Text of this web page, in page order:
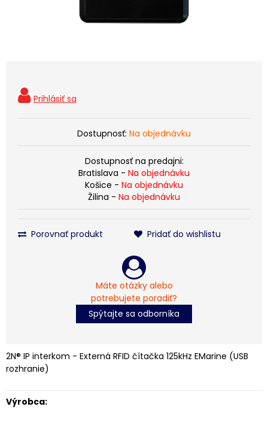
Dostupnosť: Na objednávku
Dostupnosť na predajni:
Bratislava - Na objednávku
Košice - Na objednávku
Žilina - Na objednávku
Porovnať produkt Pridať do wishlistu
Máte otázky alebo
potrebujete poradiť?
Spýtajte sa odborníka
2N® IP interkom - Externá RFID čítačka 125kHz EMarine (USB
rozhranie)
Výrobca: